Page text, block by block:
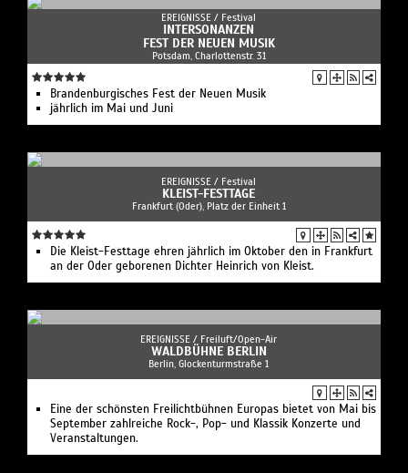
EREIGNISSE / Festival
INTERSONANZEN
FEST DER NEUEN MUSIK
Potsdam, Charlottenstr. 31
Brandenburgisches Fest der Neuen Musik
jährlich im Mai und Juni
EREIGNISSE / Festival
KLEIST-FESTTAGE
Frankfurt (Oder), Platz der Einheit 1
Die Kleist-Festtage ehren jährlich im Oktober den in Frankfurt
an der Oder geborenen Dichter Heinrich von Kleist.
EREIGNISSE / Freiluft/Open-Air
WALDBÜHNE BERLIN
Berlin, Glockenturmstraße 1
Eine der schönsten Freilichtbühnen Europas bietet von Mai bis
September zahlreiche Rock-, Pop- und Klassik Konzerte und
Veranstaltungen.